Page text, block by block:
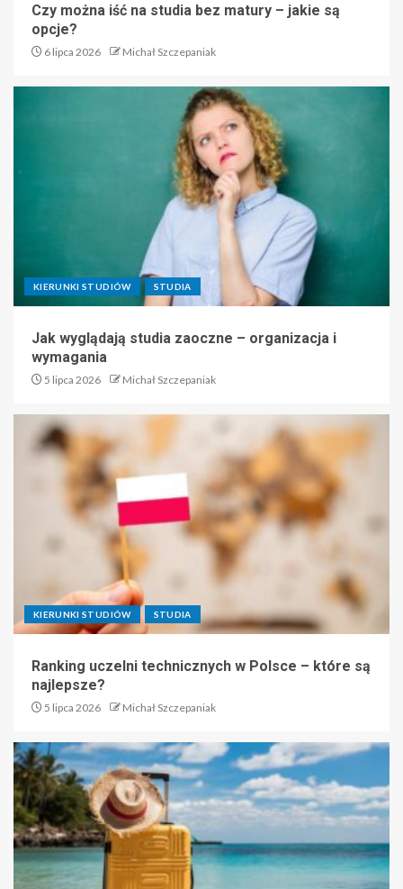
Czy można iść na studia bez matury – jakie są
opcje?
6 lipca 2026 Michał Szczepaniak
KIERUNKI STUDIÓW STUDIA
Jak wyglądają studia zaoczne – organizacja i
wymagania
5 lipca 2026 Michał Szczepaniak
KIERUNKI STUDIÓW STUDIA
Ranking uczelni technicznych w Polsce – które są
najlepsze?
5 lipca 2026 Michał Szczepaniak